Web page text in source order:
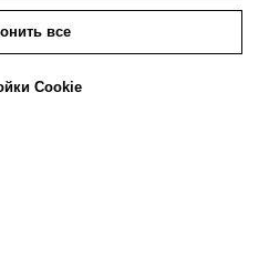
демонтируем
Мы на связи
все
Cookie